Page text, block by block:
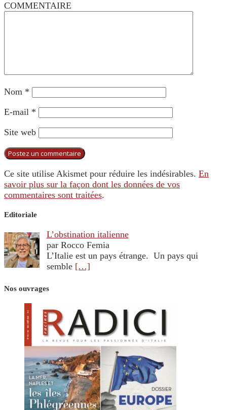
COMMENTAIRE
Nom *
E-mail *
Site web
Ce site utilise Akismet pour réduire les indésirables. En
savoir plus sur la façon dont les données de vos
commentaires sont traitées.
Editoriale
L’obstination italienne
par Rocco Femia
L’Italie est un pays étrange. Un pays qui
semble […]
Nos ouvrages